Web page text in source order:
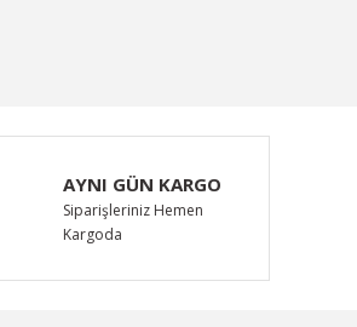
AYNI GÜN KARGO
Siparişleriniz Hemen
Kargoda